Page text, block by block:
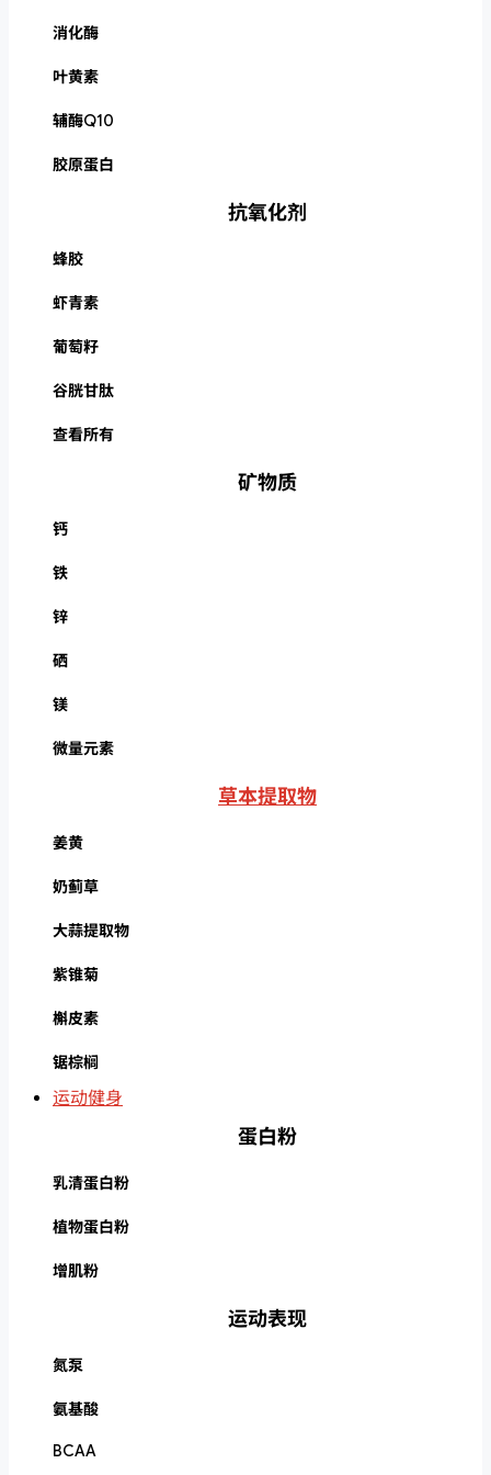
消化酶
叶黄素
辅酶Q10
胶原蛋白
抗氧化剂
蜂胶
虾青素
葡萄籽
谷胱甘肽
查看所有
矿物质
钙
铁
锌
硒
镁
微量元素
草本提取物
姜黄
奶蓟草
大蒜提取物
紫锥菊
槲皮素
锯棕榈
运动健身
蛋白粉
乳清蛋白粉
植物蛋白粉
增肌粉
运动表现
氮泵
氨基酸
BCAA